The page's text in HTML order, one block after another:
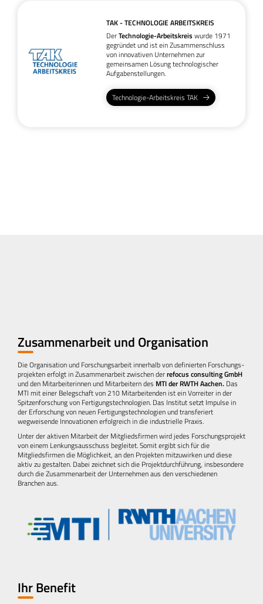
TAK - TECHNOLOGIE ARBEITSKREIS
DerTechnologie-Arbeitskreiswurde 1971
gegründet und ist ein Zusammenschluss
von innovativen Unternehmen zur
gemeinsamen Lösung technologischer
Aufgabenstellungen.
Technologie-Arbeitskreis TAK
Zusammenarbeit und Organisation
Die Organisation und Forschungsarbeit innerhalb von definierten Forschungs­
projekten erfolgt in Zusammenarbeit zwischen derrefocus consulting GmbH
und den Mitarbeiterinnen und Mitarbeitern des MTI der RWTH Aachen. Das
MTI mit einer Belegschaft von 210 Mitarbeitenden ist ein Vorreiter in der
Spitzenforschung von Fertigungstechnologien. Das Institut setzt Impulse in
der Erforschung von neuen Fertigungstechnologien und transferiert
wegweisende Innovationen erfolgreich in die industrielle Praxis.
Unter der aktiven Mitarbeit der Mitgliedsfirmen wird jedes Forschungsprojekt
von einem Lenkungs­ausschuss begleitet. Somit ergibt sich für die
Mitgliedsfirmen die Möglichkeit, an den Projekten mitzuwirken und diese
aktiv zu gestalten. Dabei zeichnet sich die Projekt­durchführung, insbesondere
durch die Zusammenarbeit der Unternehmen aus den verschiedenen
Branchen aus.
Ihr Benefit